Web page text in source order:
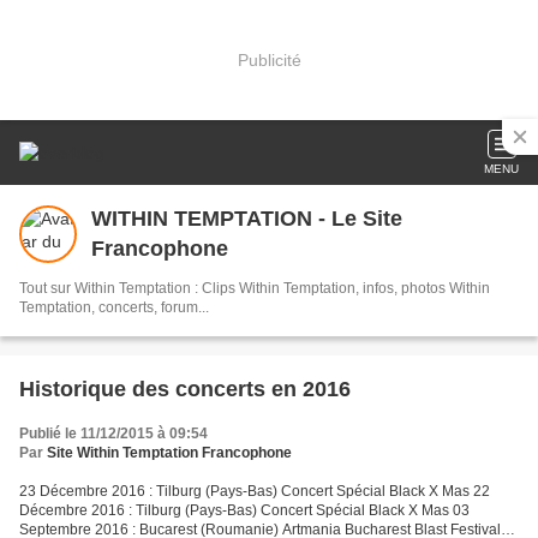
Publicité
MENU
WITHIN TEMPTATION - Le Site
Francophone
Tout sur Within Temptation : Clips Within Temptation, infos, photos Within
Temptation, concerts, forum...
Historique des concerts en 2016
Publié le 11/12/2015 à 09:54
Par Site Within Temptation Francophone
23 Décembre 2016 : Tilburg (Pays-Bas) Concert Spécial Black X Mas 22
Décembre 2016 : Tilburg (Pays-Bas) Concert Spécial Black X Mas 03
Septembre 2016 : Bucarest (Roumanie) Artmania Bucharest Blast Festival